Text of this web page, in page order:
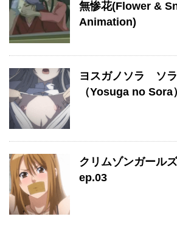
無惨花(Flower &
Animation)
ヨスガノソラ ソ
（Yosuga no Sora）
クリムゾンガール
ep.03